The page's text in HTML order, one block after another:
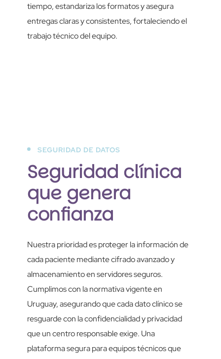
tiempo, estandariza los formatos y asegura
entregas claras y consistentes, fortaleciendo el
trabajo técnico del equipo.
SEGURIDAD DE DATOS
Seguridad clínica
que genera
confianza
Nuestra prioridad es proteger la información de
cada paciente mediante cifrado avanzado y
almacenamiento en servidores seguros.
Cumplimos con la normativa vigente en
Uruguay, asegurando que cada dato clínico se
resguarde con la confidencialidad y privacidad
que un centro responsable exige. Una
plataforma segura para equipos técnicos que